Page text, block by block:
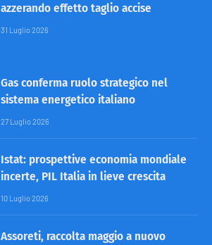
azzerando effetto taglio accise
31 Luglio 2026
Gas conferma ruolo strategico nel
sistema energetico italiano
27 Luglio 2026
Istat: prospettive economia mondiale
incerte, PIL Italia in lieve crescita
10 Luglio 2026
Assoreti, raccolta maggio a nuovo